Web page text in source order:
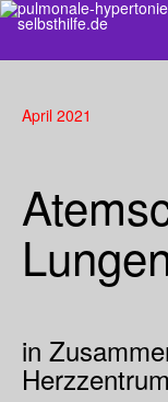
April 2021
in